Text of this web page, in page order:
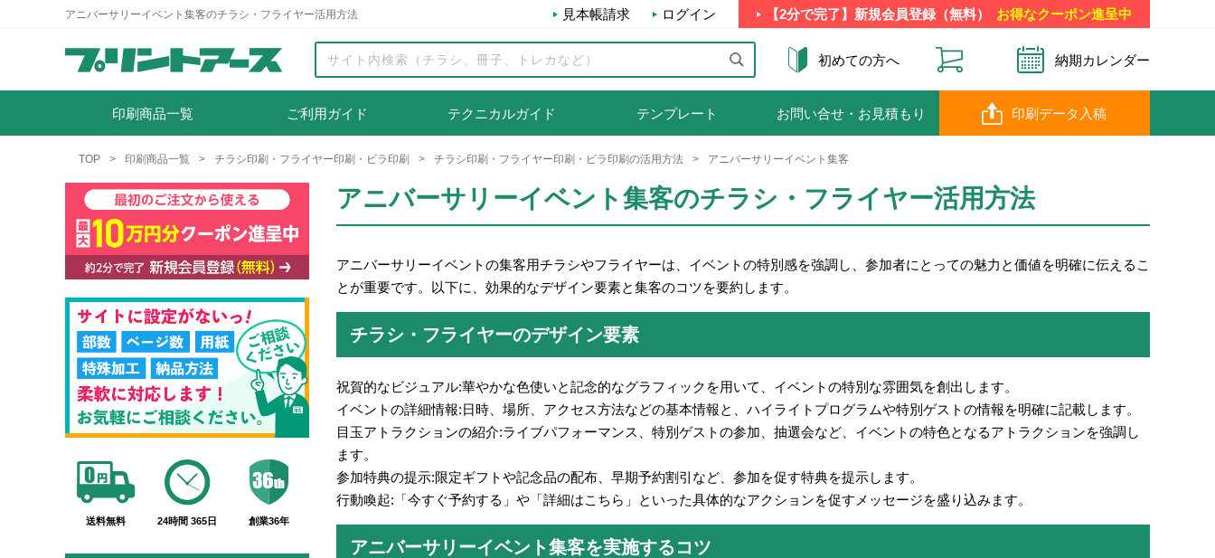
アニバーサリーイベント集客のチラシ・フライヤー活用方法 見本帳請求 ログイン 【2分で完了】新規会員登録（無料） お得なクーポン進呈中
初めての方へ 納期カレンダー
印刷商品一覧 ご利用ガイド テクニカルガイド テンプレート お問い合せ ・お見積もり 印刷データ入稿
TOP 印刷商品一覧 チラシ印刷・フライヤー印刷・ビラ印刷 チラシ印刷・フライヤー印刷・ビラ印刷の活用方法 アニバーサリーイベント集客
送料無料 24時間 365日 創業36年
アニバーサリーイベント集客のチラシ・フライヤー活用方法
アニバーサリーイベントの集客用チラシやフライヤーは、イベントの特別感を強調し、参加者にとっての魅力と価値を明確に伝えるこ
とが重要です。以下に、効果的なデザイン要素と集客のコツを要約します。
チラシ・フライヤーのデザイン要素
祝賀的なビジュアル:華やかな色使いと記念的なグラフィックを用いて、イベントの特別な雰囲気を創出します。
イベントの詳細情報:日時、場所、アクセス方法などの基本情報と、ハイライトプログラムや特別ゲストの情報を明確に記載します。
目玉アトラクションの紹介:ライブパフォーマンス、特別ゲストの参加、抽選会など、イベントの特色となるアトラクションを強調し
ます。
参加特典の提示:限定ギフトや記念品の配布、早期予約割引など、参加を促す特典を提示します。
行動喚起:「今すぐ予約する」や「詳細はこちら」といった具体的なアクションを促すメッセージを盛り込みます。
アニバーサリーイベント集客を実施するコツ